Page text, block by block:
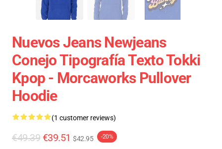
Nuevos Jeans Newjeans
Conejo Tipografía Texto Tokki
Kpop - Morcaworks Pullover
Hoodie
(1 customer reviews)
€49.39 €39.51 $42.95 -20%